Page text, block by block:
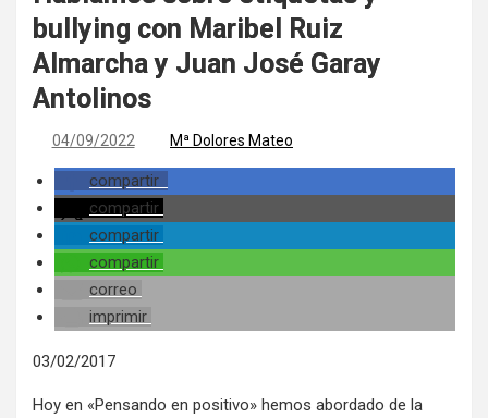
bullying con Maribel Ruiz
Almarcha y Juan José Garay
Antolinos
04/09/2022 Mª Dolores Mateo
compartir
compartir
compartir
compartir
correo
imprimir
03/02/2017
Hoy en «Pensando en positivo» hemos abordado de la